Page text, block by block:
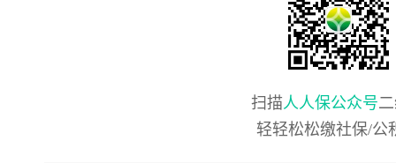
扫描人人保公众号
轻轻松松缴社保/公